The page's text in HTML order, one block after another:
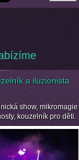
a iluzionista
show, mikromagie
kouzelník pro děti.